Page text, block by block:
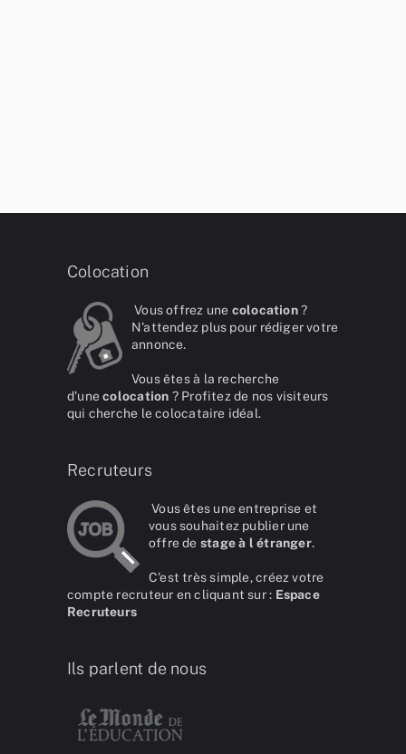
Colocation
Vous offrez une colocation?
N'attendez plus pour rédiger votre
annonce.
Vous êtes à la recherche
d'unecolocation ? Profitez de nos visiteurs
qui cherche le colocataire idéal.
Recruteurs
Vous êtes une entreprise et
vous souhaitez publier une
offre de stage à l étranger.
C'est très simple, créez votre
compte recruteur en cliquant sur : Espace
Recruteurs
Ils parlent de nous